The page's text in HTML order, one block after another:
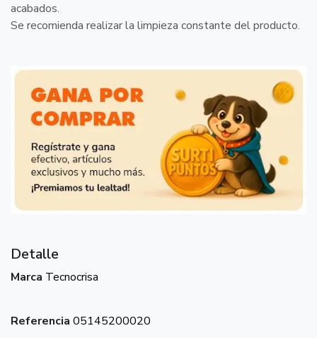
acabados.
Se recomienda realizar la limpieza constante del producto.
Detalle
Marca Tecnocrisa
Referencia 05145200020